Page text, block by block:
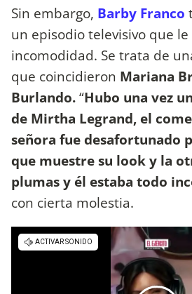
Sin embargo, Barby Franco
un episodio televisivo que
incomodidad. Se trata de
que coincidieron Mariana
Burlando.“Hubo una vez
de Mirtha Legrand, el
señora fue desafortunado
que muestre su look y la
plumas y él estaba todo
con cierta molestia.